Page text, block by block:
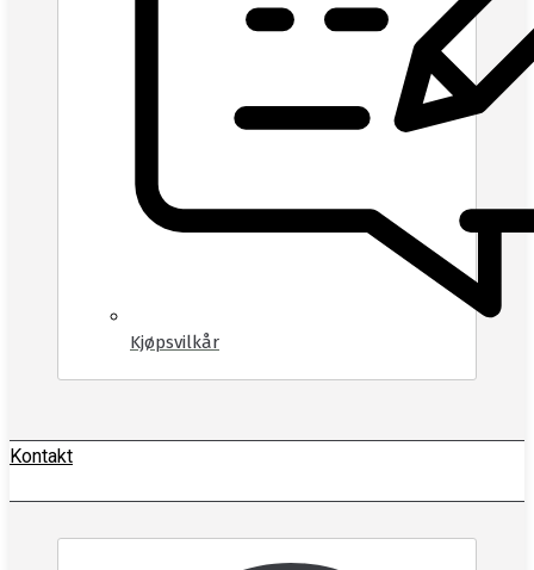
Kjøpsvilkår
Kontakt